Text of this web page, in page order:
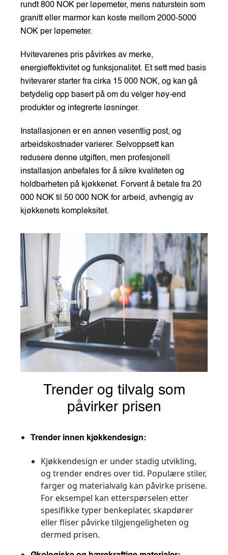
rundt 800 NOK per løpemeter, mens naturstein som
granitt eller marmor kan koste mellom 2000-5000
NOK per løpemeter.
Hvitevarenes pris påvirkes av merke,
energieffektivitet og funksjonalitet. Et sett med basis
hvitevarer starter fra cirka 15 000 NOK, og kan gå
betydelig opp basert på om du velger høy-end
produkter og integrerte løsninger.
Installasjonen er en annen vesentlig post, og
arbeidskostnader varierer. Selvoppsett kan
redusere denne utgiften, men profesjonell
installasjon anbefales for å sikre kvaliteten og
holdbarheten på kjøkkenet. Forvent å betale fra 20
000 NOK til 50 000 NOK for arbeid, avhengig av
kjøkkenets kompleksitet.
Trender og tilvalg som
påvirker prisen
Trender innen kjøkkendesign:
Kjøkkendesign er under stadig utvikling,
og trender endres over tid. Populære stiler,
farger og materialvalg kan påvirke prisene.
For eksempel kan etterspørselen etter
spesifikke typer benkeplater, skapdører
eller fliser påvirke tilgjengeligheten og
dermed prisen.